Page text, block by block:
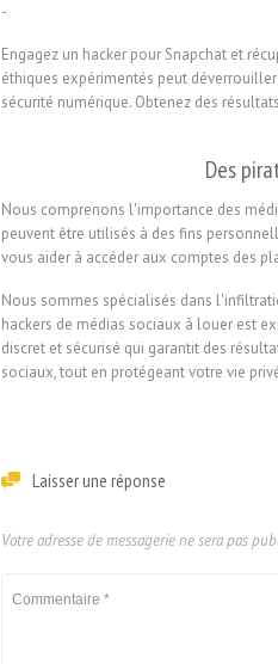
-
Engagez un hacker pour Snapchat et
éthiques expérimentés peut
sécurité numérique. Obtenez des
Des
Nous comprenons l'importance des
peuvent être utilisés à des fins
vous aider à accéder aux comptes des
Nous sommes spécialisés dans
hackers de médias sociaux à louer est
discret et sécurisé qui garantit des
sociaux, tout en protégeant votre vie
Laisser une réponse
Votre adresse de messagerie ne sera pas